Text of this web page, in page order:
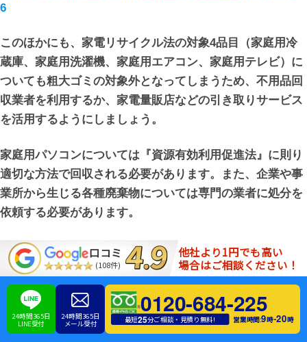
6
このほかにも、家電リサイクル法の対象4品目（家庭用冷
蔵庫、家庭用洗濯機、家庭用エアコン、家庭用テレビ）に
ついても粗大ゴミの対象外となってしまうため、不用品回
収業者を利用するか、家電量販店などの引き取りサービス
を活用するようにしましょう。
家庭用パソコンについては『資源有効利用促進法』に則り
適切な方法で回収される必要があります。また、企業や事
業所から生じる各種廃棄物については専門の業者に処分を
依頼する必要があります。
口コミ
(108件)
他社より1円でも高い
場合はご相談ください！
24時間365日
LINE受付
24時間365日
メール受付
0120-684-225
最短25分ご相談・見積り無料! 営業時間:9時-20時